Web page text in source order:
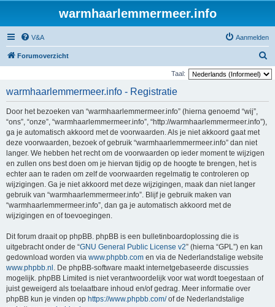
warmhaarlemmermeer.info
V&A Aanmelden
Forumoverzicht
o
Taal:
warmhaarlemmermeer.info - Registratie
Door het bezoeken van “warmhaarlemmermeer.info” (hierna genoemd “wij”,
“ons”, “onze”, “warmhaarlemmermeer.info”, “http://warmhaarlemmermeer.info”),
ga je automatisch akkoord met de voorwaarden. Als je niet akkoord gaat met
deze voorwaarden, bezoek of gebruik “warmhaarlemmermeer.info” dan niet
langer. We hebben het recht om de voorwaarden op ieder moment te wijzigen
en zullen ons best doen om je hiervan tijdig op de hoogte te brengen, het is
echter aan te raden om zelf de voorwaarden regelmatig te controleren op
wijzigingen. Ga je niet akkoord met deze wijzigingen, maak dan niet langer
gebruik van “warmhaarlemmermeer.info”. Blijf je gebruik maken van
“warmhaarlemmermeer.info”, dan ga je automatisch akkoord met de
wijzigingen en of toevoegingen.
Dit forum draait op phpBB. phpBB is een bulletinboardoplossing die is
uitgebracht onder de “GNU General Public License v2” (hierna “GPL”) en kan
gedownload worden via www.phpbb.com en via de Nederlandstalige website
www.phpbb.nl . De phpBB-software maakt internetgebaseerde discussies
mogelijk. phpBB Limited is niet verantwoordelijk voor wat wordt toegestaan of
juist geweigerd als toelaatbare inhoud en/of gedrag. Meer informatie over
phpBB kun je vinden op https://www.phpbb.com/of de Nederlandstalige